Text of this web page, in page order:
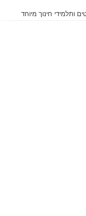
ותלמידי חינוך מיוחד